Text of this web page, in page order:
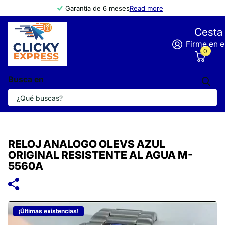
Garantia de 6 mesesRead more
Busca en
Firme en
Cesta
0
RELOJ ANALOGO OLEVS AZUL
ORIGINAL RESISTENTE AL AGUA M-
5560A
¡Últimas existencias!